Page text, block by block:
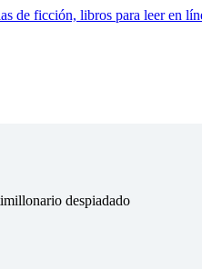
Fantasía Urbano LGBTQ+